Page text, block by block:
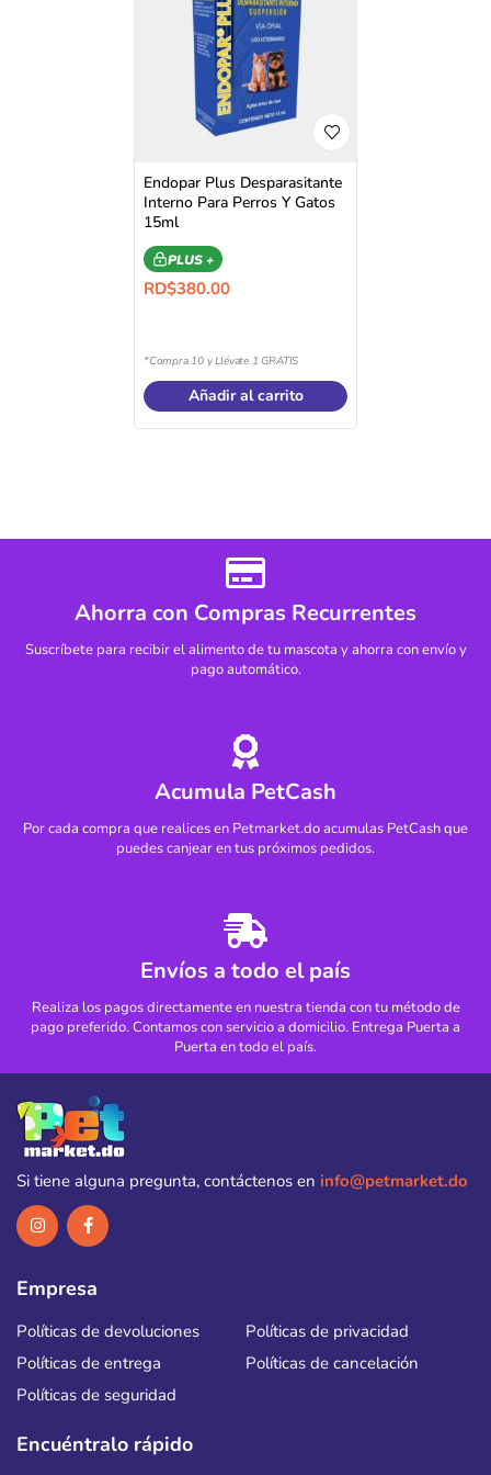
Endopar Plus Desparasitante
Interno Para Perros Y Gatos
15ml
PLUS +
RD$380.00
*Compra 10 y Llévate 1 GRATIS
Añadir al carrito
Ahorra con Compras Recurrentes
Suscríbete para recibir el alimento de tu mascota y ahorra con envío y
pago automático.
Acumula PetCash
Por cada compra que realices en Petmarket.do acumulas PetCash que
puedes canjear en tus próximos pedidos.
Envíos a todo el país
Realiza los pagos directamente en nuestra tienda con tu método de
pago preferido. Contamos con servicio a domicilio. Entrega Puerta a
Puerta en todo el país.
Si tiene alguna pregunta, contáctenos en info@petmarket.do
Empresa
Políticas de devoluciones
Políticas de privacidad
Políticas de entrega
Políticas de cancelación
Políticas de seguridad
Encuéntralo rápido